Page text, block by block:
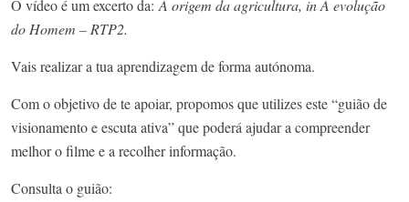
O vídeo é um excerto da: A origem da agricultura, in A evolução
do Homem – RTP2.
Vais realizar a tua aprendizagem de forma autónoma.
Com o objetivo de te apoiar, propomos que utilizes este “guião de
visionamento e escuta ativa” que poderá ajudar a compreender
melhor o filme e a recolher informação.
Consulta o guião: